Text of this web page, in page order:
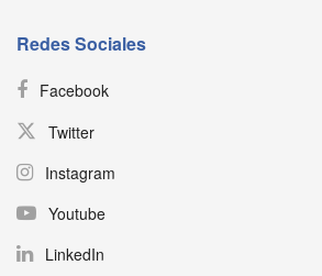
Redes Sociales
Facebook
Twitter
Instagram
Youtube
LinkedIn